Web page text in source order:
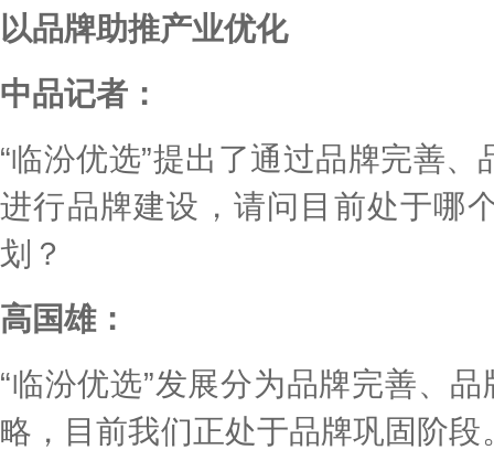
以品牌助推产业优化
中品记者：
“临汾优选”提出了通过品牌完善
进行品牌建设，请问目前处于哪
划？
高国雄：
“临汾优选”发展分为品牌完善、
略，目前我们正处于品牌巩固阶段